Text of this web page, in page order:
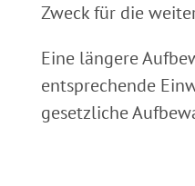
Zweck für die
Eine längere
entsprechende
gesetzliche